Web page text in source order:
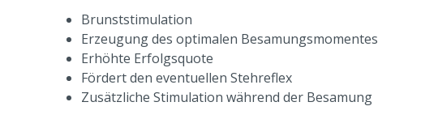
Brunststimulation
Erzeugung des optimalen Besamungsmomentes
Erhöhte Erfolgsquote
Fördert den eventuellen Stehreflex
Zusätzliche Stimulation während der Besamung